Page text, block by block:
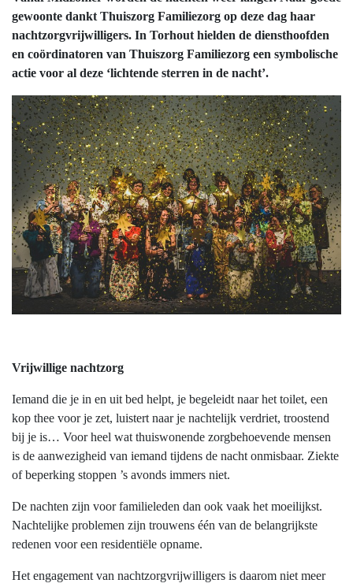
gewoonte dankt Thuiszorg Familiezorg op deze dag haar
nachtzorgvrijwilligers. In Torhout hielden de diensthoofden
en coördinatoren van Thuiszorg Familiezorg een symbolische
actie voor al deze ‘lichtende sterren in de nacht’.
Vrijwillige nachtzorg
Iemand die je in en uit bed helpt, je begeleidt naar het toilet, een
kop thee voor je zet, luistert naar je nachtelijk verdriet, troostend
bij je is… Voor heel wat thuiswonende zorgbehoevende mensen
is de aanwezigheid van iemand tijdens de nacht onmisbaar. Ziekte
of beperking stoppen ’s avonds immers niet.
De nachten zijn voor familieleden dan ook vaak het moeilijkst.
Nachtelijke problemen zijn trouwens één van de belangrijkste
redenen voor een residentiële opname.
Het engagement van nachtzorgvrijwilligers is daarom niet meer